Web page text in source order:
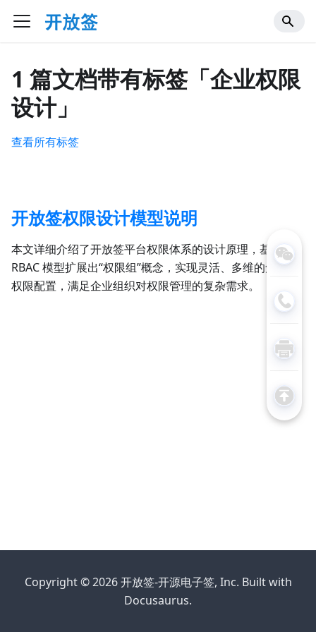
1 篇文档带有标签「企业权限
设计」
查看所有标签
开放签权限设计模型说明
本文详细介绍了开放签平台权限体系的设计原理，基于
RBAC 模型扩展出“权限组”概念，实现灵活、多维的角色与
权限配置，满足企业组织对权限管理的复杂需求。
Copyright © 2026 开放签-开源电子签, Inc. Built with
Docusaurus.